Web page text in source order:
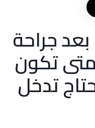
جراحة
متى تكون
تدخل